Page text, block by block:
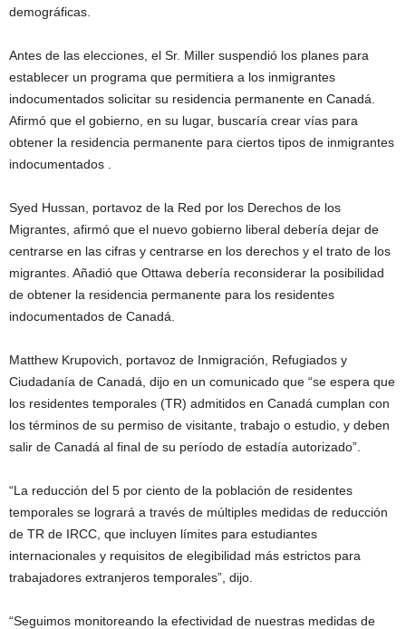
demográficas.
Antes de las elecciones, el Sr. Miller suspendió los planes para
establecer un programa que permitiera a los inmigrantes
indocumentados solicitar su residencia permanente en Canadá.
Afirmó que el gobierno, en su lugar, buscaría crear vías para
obtener la residencia permanente para ciertos tipos de inmigrantes
indocumentados .
Syed Hussan, portavoz de la Red por los Derechos de los
Migrantes, afirmó que el nuevo gobierno liberal debería dejar de
centrarse en las cifras y centrarse en los derechos y el trato de los
migrantes. Añadió que Ottawa debería reconsiderar la posibilidad
de obtener la residencia permanente para los residentes
indocumentados de Canadá.
Matthew Krupovich, portavoz de Inmigración, Refugiados y
Ciudadanía de Canadá, dijo en un comunicado que “se espera que
los residentes temporales (TR) admitidos en Canadá cumplan con
los términos de su permiso de visitante, trabajo o estudio, y deben
salir de Canadá al final de su período de estadía autorizado”.
“La reducción del 5 por ciento de la población de residentes
temporales se logrará a través de múltiples medidas de reducción
de TR de IRCC, que incluyen límites para estudiantes
internacionales y requisitos de elegibilidad más estrictos para
trabajadores extranjeros temporales”, dijo.
“Seguimos monitoreando la efectividad de nuestras medidas de